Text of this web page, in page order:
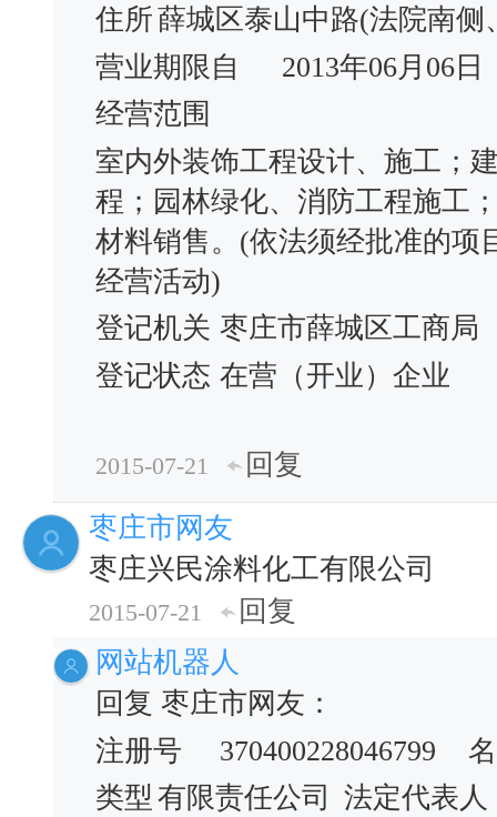
住所薛城区泰山中路(法院南侧
营业期限自
2013年06月06日
经营范围
室内外装饰工程设计、施工；
程；园林绿化、消防工程施工
材料销售。(依法须经批准的项
经营活动)
登记机关 枣庄市薛城区工商局
登记状态 在营（开业）企业
2015-07-21
回复
枣庄市网友
枣庄兴民涂料化工有限公司
2015-07-21
回复
网站机器人
回复 枣庄市网友：
注册号
370400228046799
类型 有限责任公司
法定代表人